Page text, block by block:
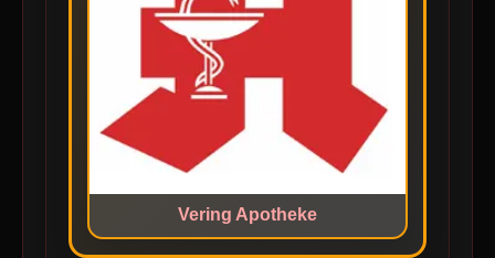
Vering Apotheke